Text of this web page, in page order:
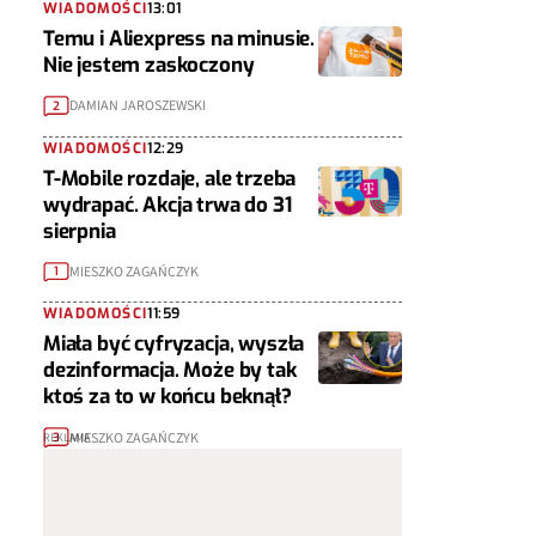
WIADOMOŚCI13:01
Temu i Aliexpress na minusie.
Nie jestem zaskoczony
2 DAMIAN JAROSZEWSKI
WIADOMOŚCI12:29
T-Mobile rozdaje, ale trzeba
wydrapać. Akcja trwa do 31
sierpnia
1 MIESZKO ZAGAŃCZYK
WIADOMOŚCI11:59
Miała być cyfryzacja, wyszła
dezinformacja. Może by tak
ktoś za to w końcu beknął?
3 MIESZKO ZAGAŃCZYK